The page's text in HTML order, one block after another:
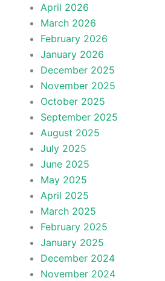
April 2026
March 2026
February 2026
January 2026
December 2025
November 2025
October 2025
September 2025
August 2025
July 2025
June 2025
May 2025
April 2025
March 2025
February 2025
January 2025
December 2024
November 2024